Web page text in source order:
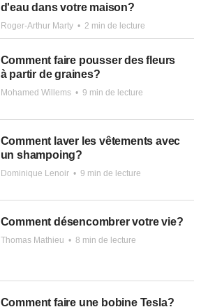
d'eau dans votre maison?
Roger-Arthur Marty • 2 min de lecture
Comment faire pousser des fleurs
à partir de graines?
Mohamed Willems • 9 min de lecture
Comment laver les vêtements avec
un shampoing?
Dominique Lenoir • 9 min de lecture
Comment désencombrer votre vie?
Thomas Mathieu • 8 min de lecture
Comment faire une bobine Tesla?